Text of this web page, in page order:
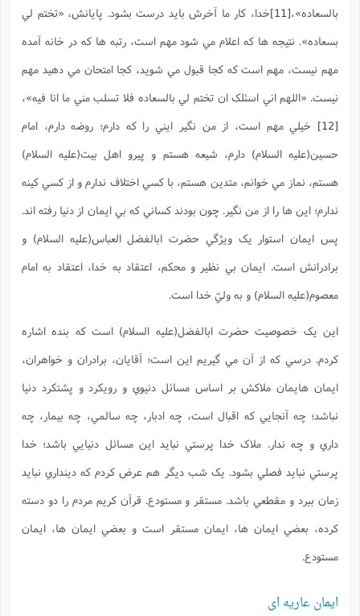
بالسعاده»،[11]
خدا، کار ما آخرش بايد درست بشود. پايانش، «تختم لي
بسعاده». نتيجه ها که اعلام مي شود مهم است، رتبه ها که در خانه آمده
مهم نيست، مهم است که کجا قبول مي شويد، کجا امتحان مي دهيد مهم
نيست. «اللهم اني اسئلک ان تختم لي بالسعاده فلا تسلب مني ما انا فيه»،
خيلي مهم است، از من نگير ايني را که دارم؛ روضه دارم، امام
حسين(علیه السلام) دارم، شيعه هستم و پيرو اهل بيت(علیه السلام)
هستم، نماز مي خوانم، متدين هستم، با کسي اختلاف ندارم و از کسي کينه
ندارم؛ اين ها را از من نگير. چون بودند کساني که بي ايمان از دنيا رفته اند.
پس ايمان استوار يک ويژگي حضرت ابالفضل العباس(علیه السلام) و
برادرانش است. ايمان بي نظير و محکم، اعتقاد به خدا، اعتقاد به امام
معصوم(علیه السلام) و به وليّ خدا است.
اين يک خصوصيت حضرت ابالفضل(علیه السلام) است که بنده اشاره
کردم. درسي که از آن مي گيريم اين است؛ آقايان، برادران و خواهران،
ايمان هايمان ملاکش بر اساس مسائل دنيوي و رويکرد و پشتکرد دنيا
نباشد؛ چه آنجايي که اقبال است، چه ادبار، چه سالمي، چه بيمار، چه
داري و چه ندار. ملاک خدا پرستي نبايد اين مسائل دنيايي باشد؛ خدا
پرستي نبايد فصلي بشود. يک شب ديگر هم عرض کردم که دينداري نبايد
زمان ببرد و مقطعي باشد. مستقر و مستودع. قرآن کريم مردم را دو دسته
کرده، بعضي ايمان ها، ايمان مستقر است و بعضي ايمان ها، ايمان
مستودع.
ایمان عاریه ای